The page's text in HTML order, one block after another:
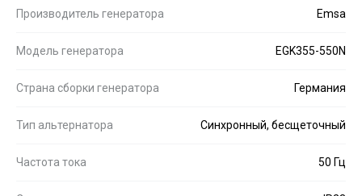
Производитель генератора Emsa
Модель генератора EGK355-550N
Страна сборки генератора Германия
Тип альтернатора Синхронный, бесщеточный
Частота тока 50 Гц